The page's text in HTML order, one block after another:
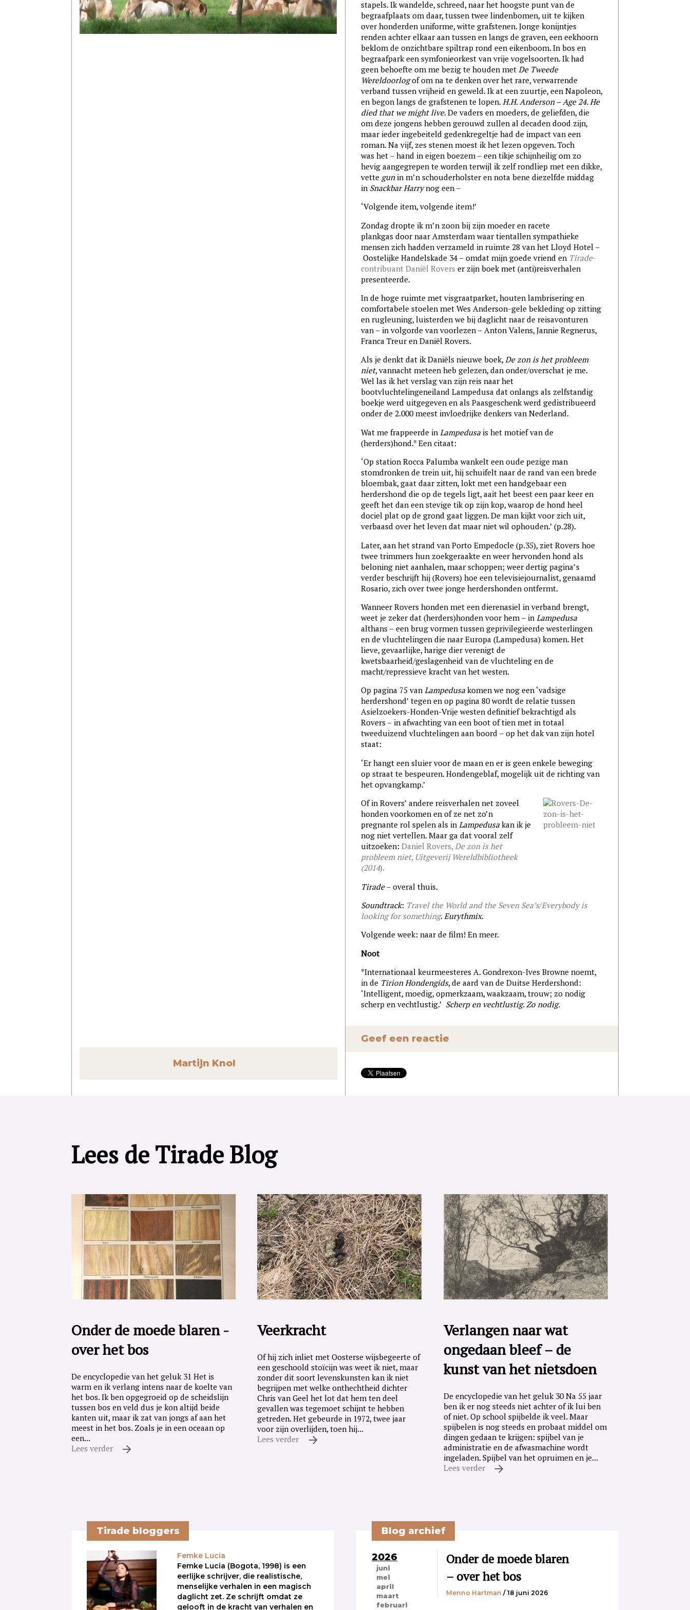
stapels. Ik wandelde, schreed, naar het hoogste punt van de
begraafplaats om daar, tussen twee lindenbomen, uit te kijken
over honderden uniforme, witte grafstenen. Jonge konijntjes
renden achter elkaar aan tussen en langs de graven, een eekhoorn
beklom de onzichtbare spiltrap rond een eikenboom. In bos en
begraafpark een symfonieorkest van vrije vogelsoorten. Ik had
geen behoefte om me bezig te houden met De Tweede
Wereldoorlogof om na te denken over het rare, verwarrende
verband tussen vrijheid en geweld. Ik at een zuurtje, een Napoleon,
en begon langs de grafstenen te lopen. H.H. Anderson – Age 24. He
died that we might live. De vaders en moeders, de geliefden, die
om deze jongens hebben gerouwd zullen al decaden dood zijn,
maar ieder ingebeiteld gedenkregeltje had de impact van een
roman. Na vijf, zes stenen moest ik het lezen opgeven. Toch
was het – hand in eigen boezem – een tikje schijnheilig om zo
hevig aangegrepen te worden terwijl ik zelf rondliep met een dikke,
vette gunin m’n schouderholster en nota bene diezelfde middag
in Snackbar Harrynog een –
‘Volgende item, volgende item!’
Zondag dropte ik m’n zoon bij zijn moeder en racete
plankgas door naar Amsterdam waar tientallen sympathieke
mensen zich hadden verzameld in ruimte 28 van het Lloyd Hotel –
Oostelijke Handelskade 34 – omdat mijn goede vriend en Tirade-
contribuant Daniël Rovers er zijn boek met (anti)reisverhalen
presenteerde.
In de hoge ruimte met visgraatparket, houten lambrisering en
comfortabele stoelen met Wes Anderson-gele bekleding op zitting
en rugleuning, luisterden we bij daglicht naar de reisavonturen
van – in volgorde van voorlezen – Anton Valens, Jannie Regnerus,
Franca Treur en Daniël Rovers.
Als je denkt dat ik Daniëls nieuwe boek, De zon is het probleem
niet, vannacht meteen heb gelezen, dan onder/overschat je me.
Wel las ik het verslag van zijn reis naar het
bootvluchtelingeneiland Lampedusa dat onlangs als zelfstandig
boekje werd uitgegeven en als Paasgeschenk werd gedistribueerd
onder de 2.000 meest invloedrijke denkers van Nederland.
Wat me frappeerde in Lampedusais het motief van de
(herders)hond.* Een citaat:
‘Op station Rocca Palumba wankelt een oude pezige man
stomdronken de trein uit, hij schuifelt naar de rand van een brede
bloembak, gaat daar zitten, lokt met een handgebaar een
herdershond die op de tegels ligt, aait het beest een paar keer en
geeft het dan een stevige tik op zijn kop, waarop de hond heel
dociel plat op de grond gaat liggen. De man kijkt voor zich uit,
verbaasd over het leven dat maar niet wil ophouden.’ (p.28).
Later, aan het strand van Porto Empedocle (p.35), ziet Rovers hoe
twee trimmers hun zoekgeraakte en weer hervonden hond als
beloning niet aanhalen, maar schoppen; weer dertig pagina’s
verder beschrijft hij (Rovers) hoe een televisiejournalist, genaamd
Rosario, zich over twee jonge herdershonden ontfermt.
Wanneer Rovers honden met een dierenasiel in verband brengt,
weet je zeker dat (herders)honden voor hem – in Lampedusa
althans – een brug vormen tussen geprivilegieerde westerlingen
en de vluchtelingen die naar Europa (Lampedusa) komen. Het
lieve, gevaarlijke, harige dier verenigt de
kwetsbaarheid/geslagenheid van de vluchteling en de
macht/repressieve kracht van het westen.
Op pagina 75 van Lampedusakomen we nog een ‘vadsige
herdershond’ tegen en op pagina 80 wordt de relatie tussen
Asielzoekers-Honden-Vrije westen definitief bekrachtigd als
Rovers – in afwachting van een boot of tien met in totaal
tweeduizend vluchtelingen aan boord – op het dak van zijn hotel
staat:
‘Er hangt een sluier voor de maan en er is geen enkele beweging
op straat te bespeuren. Hondengeblaf, mogelijk uit de richting van
het opvangkamp.’
Of in Rovers’ andere reisverhalen net zoveel
honden voorkomen en of ze net zo’n
pregnante rol spelen als in Lampedusakan ik je
nog niet vertellen. Maar ga dat vooral zelf
uitzoeken: Daniel Rovers, De zon is het
probleem niet, Uitgeverij Wereldbibliotheek
(2014).
Tirade– overal thuis.
Soundtrack: Travel the World and the Seven Sea’s/Everybody is
looking for something. Eurythmix.
Volgende week: naar de film! En meer.
Noot
*Internationaal keurmeesteres A. Gondrexon-Ives Browne noemt,
in de Tirion Hondengids, de aard van de Duitse Herdershond:
‘Intelligent, moedig, opmerkzaam, waakzaam, trouw; zo nodig
scherp en vechtlustig.’ Scherp en vechtlustig. Zo nodig.
Geef een reactie
Martijn Knol
Lees de Tirade Blog
Onder de moede blaren -
over het bos
De encyclopedie van het geluk 31 Het is
warm en ik verlang intens naar de koelte van
het bos. Ik ben opgegroeid op de scheidslijn
tussen bos en veld dus je kon altijd beide
kanten uit, maar ik zat van jongs af aan het
meest in het bos. Zoals je in een oceaan op
een...
Lees verder
Veerkracht
Of hij zich inliet met Oosterse wijsbegeerte of
een geschoold stoïcijn was weet ik niet, maar
zonder dit soort levenskunsten kan ik niet
begrijpen met welke onthechtheid dichter
Chris van Geel het lot dat hem ten deel
gevallen was tegemoet schijnt te hebben
getreden. Het gebeurde in 1972, twee jaar
voor zijn overlijden, toen hij...
Lees verder
Verlangen naar wat
ongedaan bleef – de
kunst van het nietsdoen
De encyclopedie van het geluk 30 Na 55 jaar
ben ik er nog steeds niet achter of ik lui ben
of niet. Op school spijbelde ik veel. Maar
spijbelen is nog steeds en probaat middel om
dingen gedaan te krijgen: spijbel van je
administratie en de afwasmachine wordt
ingeladen. Spijbel van het opruimen en je...
Lees verder
Tirade bloggers
Femke Lucia
Femke Lucia (Bogota, 1998) is een
eerlijke schrijver, die realistische,
menselijke verhalen in een magisch
daglicht zet. Ze schrijft omdat ze
gelooft in de kracht van verhalen en
Blog archief
2026
juni
mei
april
maart
februari
Onder de moede blaren
– over het bos
Menno Hartman / 18 juni 2026